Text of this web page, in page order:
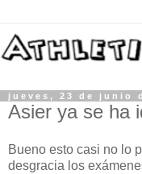
jueves, 23 de junio
Asier ya se ha
Bueno esto casi no lo
desgracia los